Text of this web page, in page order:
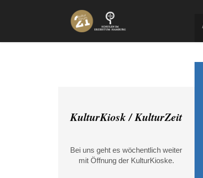
KulturKiosk / KulturZeit
Bei uns geht es wöchentlich weiter
mit Öffnung der KulturKioske.